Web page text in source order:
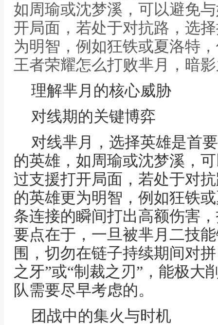
如周瑜或沈梦溪，可以避免
开局面，若处于对抗路，选
为明智，例如狂铁或夏洛特
王者荣耀怎么打败芈月，暗
理解芈月的核心威胁
对线期的关键博弈
对线芈月，选择英雄是首
的英雄，如周瑜或沈梦溪，
过支援打开局面，若处于对
的英雄更为明智，例如狂铁
条连接的瞬间打出高额伤害
要点在于，一旦被芈月二技
围，切勿在链子持续期间对
之牙”或“制裁之刃”，能极大
队需要尽早考虑的。
团战中的集火与时机